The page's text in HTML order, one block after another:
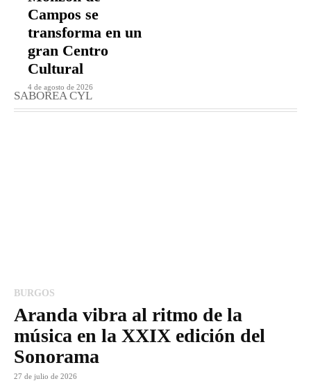
Campos se
transforma en un
gran Centro
Cultural
4 de agosto de 2026
SABOREA CYL
BURGOS
Aranda vibra al ritmo de la
música en la XXIX edición del
Sonorama
27 de julio de 2026